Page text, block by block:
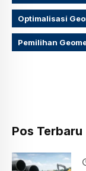
Optimalisasi
Pemilihan
Pos Terbaru